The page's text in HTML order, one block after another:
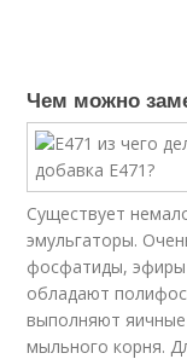
Чем можно
Существует
эмульгаторы.
фосфатиды, эфиры
обладают
выполняют
мыльного корня.